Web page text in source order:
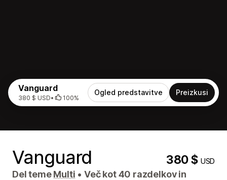
Vanguard
380 $ USD• 100%
Ogled predstavitve Preizkusi
Vanguard 380 $USD
Del temeMulti • Več kot 40 razdelkov in